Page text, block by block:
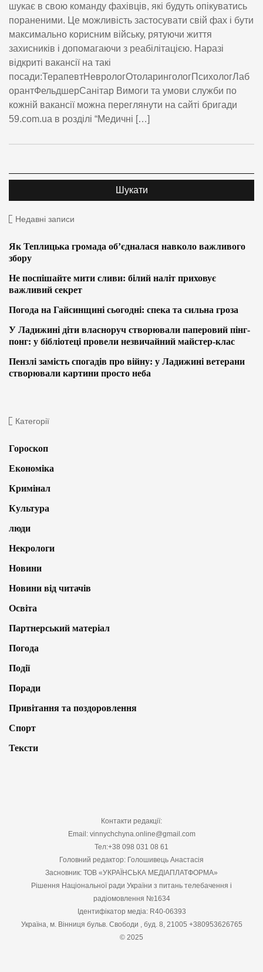
шукає в свою команду фахівців, які будуть опікуватись
пораненими. Це можливість застосувати свій фах і бути
максимально корисним війську, рятуючи життя
захисників і допомагаючи з реабілітацією. Наразі
відкриті вакансії на такі
посади:ТерапевтНеврологОтоларингологПсихологЛаб
орантФельдшерСанітар Вимоги та умови служби по
кожній вакансії можна переглянути на сайті бригади
59.com.ua в розділі “Медичні […]
Недавні записи
Як Теплицька громада об’єдналася навколо важливого
збору
Не поспішайте мити сливи: білий наліт приховує
важливий секрет
Погода на Гайсинщині сьогодні: спека та сильна гроза
У Ладижині діти власноруч створювали паперовий пінг-
понг: у бібліотеці провели незвичайний майстер-клас
Пензлі замість спогадів про війну: у Ладижині ветерани
створювали картини просто неба
Категорії
Гороскоп
Економіка
Кримінал
Культура
люди
Некрологи
Новини
Новини від читачів
Освіта
Партнерський матеріал
Погода
Події
Поради
Привітання та поздоровлення
Спорт
Тексти
Контакти редакції:
Email: vinnychchyna.online@gmail.com
Тел:+38 098 031 08 61
Головний редактор: Голошивець Анастасія
Засновник: ТОВ «УКРАЇНСЬКА МЕДІАПЛАТФОРМА»
Рішення Національної ради України з питань телебачення і
радіомовлення №1634
Ідентифікатор медіа: R40-06393
Україна, м. Вінниця бульв. Свободи , буд. 8, 21005 +380953626765
© 2025